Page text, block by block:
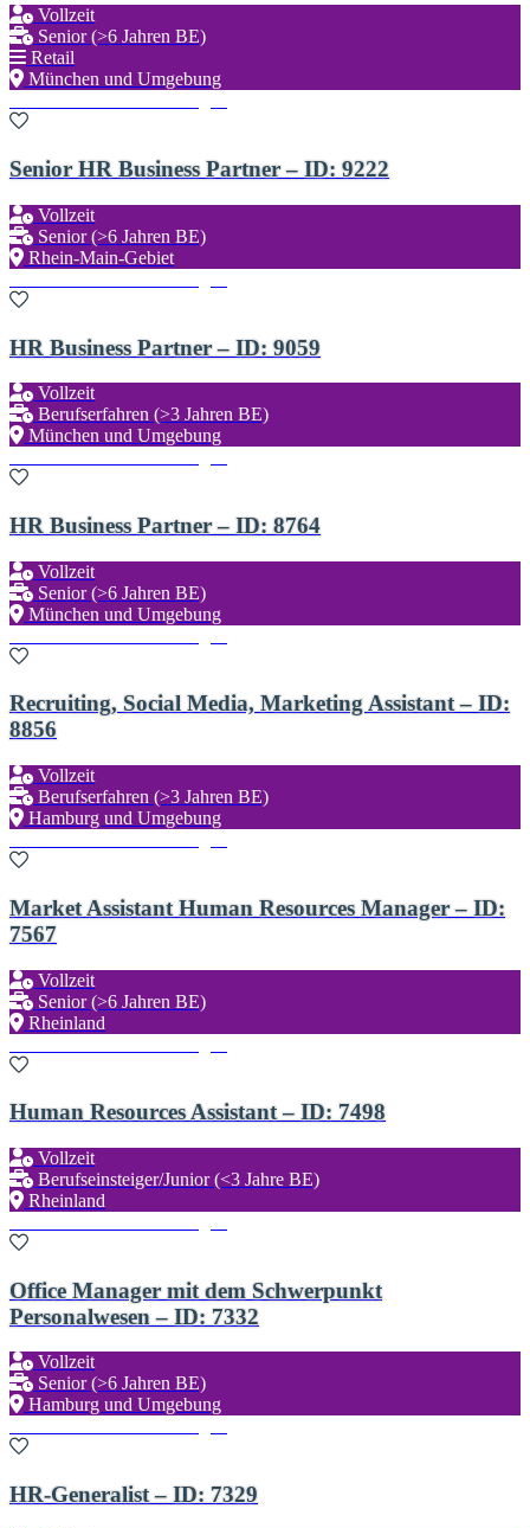
Vollzeit
Senior (>6 Jahren BE)
Retail
München und Umgebung
Senior HR Business Partner – ID: 9222
Vollzeit
Senior (>6 Jahren BE)
Rhein-Main-Gebiet
HR Business Partner – ID: 9059
Vollzeit
Berufserfahren (>3 Jahren BE)
München und Umgebung
HR Business Partner – ID: 8764
Vollzeit
Senior (>6 Jahren BE)
München und Umgebung
Recruiting, Social Media, Marketing Assistant – ID:
8856
Vollzeit
Berufserfahren (>3 Jahren BE)
Hamburg und Umgebung
Market Assistant Human Resources Manager – ID:
7567
Vollzeit
Senior (>6 Jahren BE)
Rheinland
Human Resources Assistant – ID: 7498
Vollzeit
Berufseinsteiger/Junior (<3 Jahre BE)
Rheinland
Office Manager mit dem Schwerpunkt
Personalwesen – ID: 7332
Vollzeit
Senior (>6 Jahren BE)
Hamburg und Umgebung
HR-Generalist – ID: 7329